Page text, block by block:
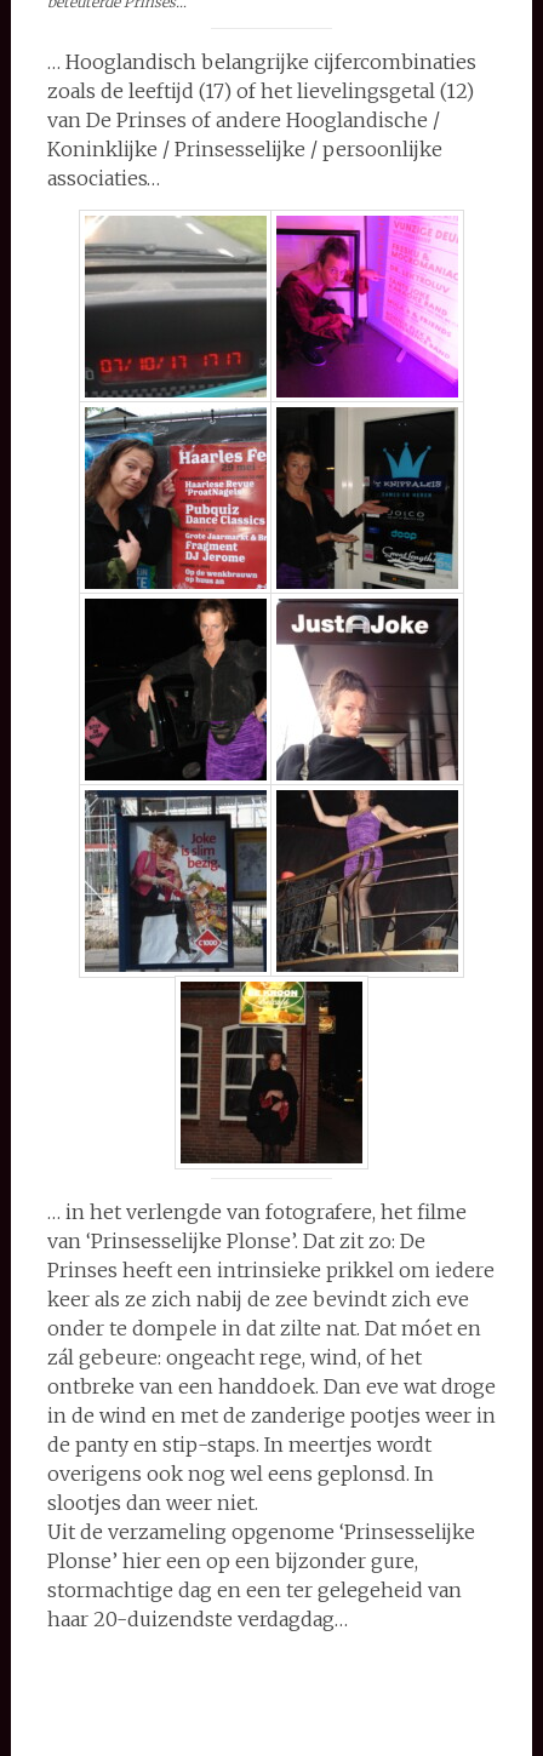
… Hooglandisch belangrijke cijfercombinaties
zoals de leeftijd (17) of het lievelingsgetal (12)
van De Prinses of andere Hooglandische /
Koninklijke / Prinsesselijke / persoonlijke
associaties…
… in het verlengde van fotografere, het filme
van ‘Prinsesselijke Plonse’. Dat zit zo: De
Prinses heeft een intrinsieke prikkel om iedere
keer als ze zich nabij de zee bevindt zich eve
onder te dompele in dat zilte nat. Dat móet en
zál gebeure: ongeacht rege, wind, of het
ontbreke van een handdoek. Dan eve wat droge
in de wind en met de zanderige pootjes weer in
de panty en stip-staps. In meertjes wordt
overigens ook nog wel eens geplonsd. In
slootjes dan weer niet.
Uit de verzameling opgenome ‘Prinsesselijke
Plonse’ hier een op een bijzonder gure,
stormachtige dag en een ter gelegeheid van
haar 20-duizendste verdagdag…